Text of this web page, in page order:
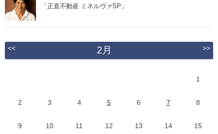
「正直不動産 ミネルヴァSP」
<< 2月 >>
1
2 3 4 5 6 7 8
9 10 11 12 13 14 15